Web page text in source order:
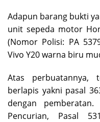
Adapun barang bukti
unit sepeda motor
(Nomor Polisi: PA
Vivo Y20 warna biru
Atas perbuatannya,
berlapis yakni pasal
dengan
Pencurian, Pasal